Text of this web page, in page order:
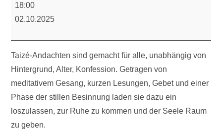
18:00
02.10.2025
Taizé-Andachten sind gemacht für alle, unabhängig von
Hintergrund, Alter, Konfession. Getragen von
meditativem Gesang, kurzen Lesungen, Gebet und einer
Phase der stillen Besinnung laden sie dazu ein
loszulassen, zur Ruhe zu kommen und der Seele Raum
zu geben.